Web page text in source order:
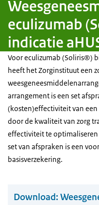
eculizumab
indicatie
Voor eculizumab (Soliris®)
heeft het Zorginstituut een
arrangement is een set
(kosten)effectiviteit van
door de kwaliteit van zorg
effectiviteit te optimaliseren
set van afspraken is een
basisverzekering.
Download: